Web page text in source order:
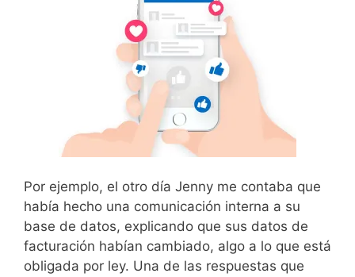
Por ejemplo, el otro día Jenny me contaba que
había hecho una comunicación interna a su
base de datos, explicando que sus datos de
facturación habían cambiado, algo a lo que está
obligada por ley. Una de las respuestas que